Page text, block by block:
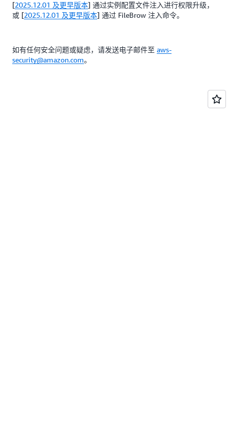
[2025.12.01 及更早版本] 通过实例配置文件注入进行权限升级，
或 [2025.12.01 及更早版本] 通过 FileBrow 注入命令。
如有任何安全问题或疑虑，请发送电子邮件至 aws-
security@amazon.com。